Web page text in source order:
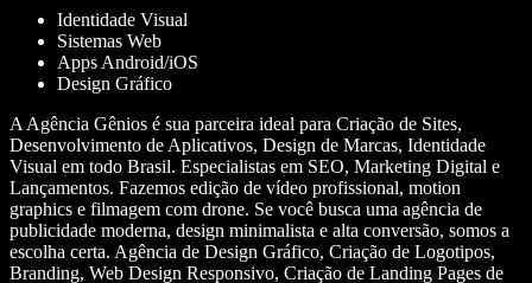
Identidade Visual
Sistemas Web
Apps Android/iOS
Design Gráfico
A Agência Gênios é sua parceira ideal para Criação de Sites,
Desenvolvimento de Aplicativos, Design de Marcas, Identidade
Visual em todo Brasil. Especialistas em SEO, Marketing Digital e
Lançamentos. Fazemos edição de vídeo profissional, motion
graphics e filmagem com drone. Se você busca uma agência de
publicidade moderna, design minimalista e alta conversão, somos a
escolha certa. Agência de Design Gráfico, Criação de Logotipos,
Branding, Web Design Responsivo, Criação de Landing Pages de